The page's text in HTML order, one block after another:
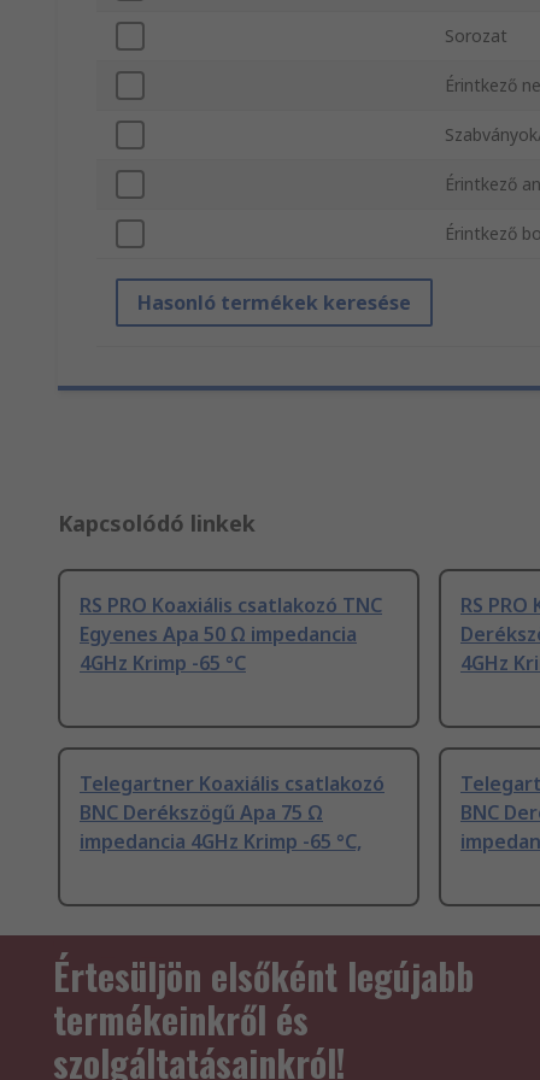
Sorozat
Érintkező
Érintkező
Érintkező
Hasonló termékek keresése
Kapcsolódó linkek
RS PRO Koaxiális csatlakozó TNC
Egyenes Apa 50 Ω impedancia
4GHz Krimp -65 °C
RS
4GHz
Telegartner Koaxiális csatlakozó
BNC Derékszögű Apa 75 Ω
impedancia 4GHz Krimp -65 °C,
BNC
Értesüljön elsőként legújabb
termékeinkről és
szolgáltatásainkról!